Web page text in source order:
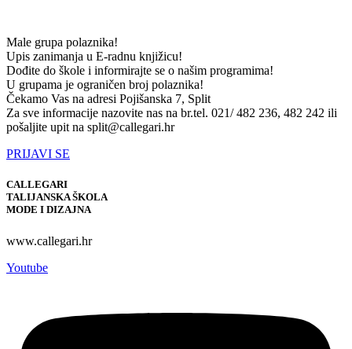
Male grupa polaznika!
Upis zanimanja u E-radnu knjižicu!
Dođite do škole i informirajte se o našim programima!
U grupama je ograničen broj polaznika!
Čekamo Vas na adresi Pojišanska 7, Split
Za sve informacije nazovite nas na br.tel. 021/ 482 236, 482 242 ili
pošaljite upit na split@callegari.hr
PRIJAVI SE
CALLEGARI
TALIJANSKA ŠKOLA
MODE I DIZAJNA
www.callegari.hr
Youtube